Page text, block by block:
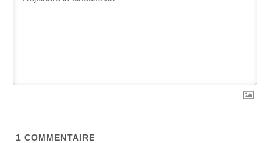
1 COMMENTAIRE